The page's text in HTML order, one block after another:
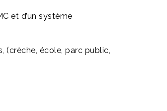
et d’un système
école, parc public,